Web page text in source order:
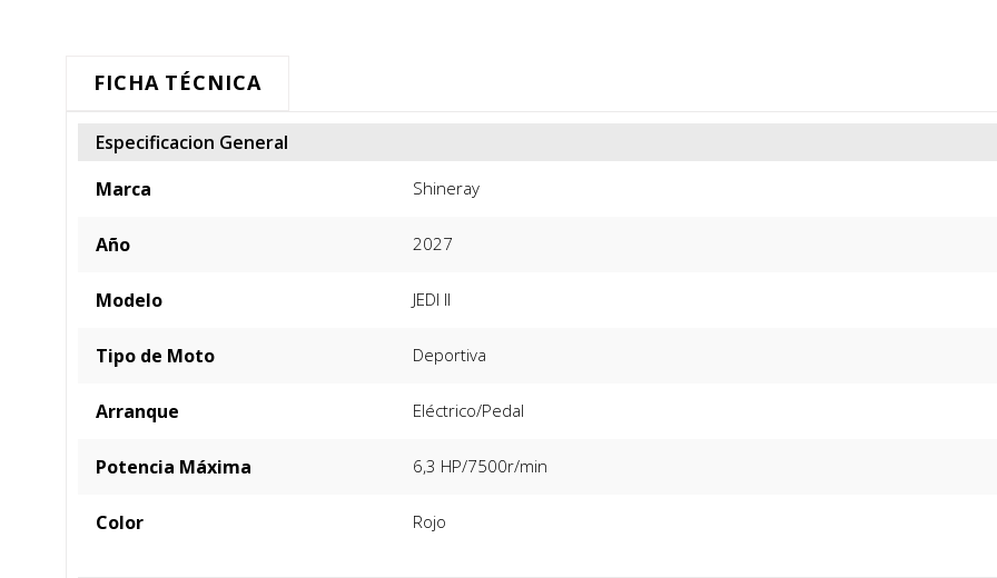
FICHA TÉCNICA
Especificacion General
Marca
Shineray
Año 2027
Modelo JEDI II
Tipo de Moto Deportiva
Arranque Eléctrico/Pedal
Potencia Máxima 6,3 HP/7500r/min
Color Rojo